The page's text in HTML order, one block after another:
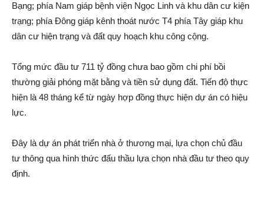
Bạng; phía Nam giáp bện‌h việ‌n Ngọc Linh và khu dân cư kiện
trạng; phía Đông giáp kênh thoát nước T4 phía Tây giáp khu
dân cư hiện trạng và đất quy hoạch khu công cộng.
Tổng mức đầu tư 711 tỷ đồng chưa bao gồm chi phí bồi
thường giải phóng mặt bằng và tiền sử dụng đất. Tiến độ thực
hiện là 48 tháng kể từ ngày hợp đồng thực hiện dự án có hiệu
lực.
Đây là dự án phát triển nhà ở thương mại, lựa chọn chủ đầu
tư thông qua hình thức đấu thầu lựa chọn nhà đầu tư theo quy
định.